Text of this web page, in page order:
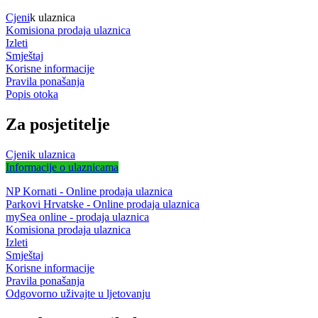
Cjenik ulaznica
Komisiona prodaja ulaznica
Izleti
Smještaj
Korisne informacije
Pravila ponašanja
Popis otoka
Za posjetitelje
Cjenik ulaznica
Informacije o ulaznicama
NP Kornati - Online prodaja ulaznica
Parkovi Hrvatske - Online prodaja ulaznica
mySea online - prodaja ulaznica
Komisiona prodaja ulaznica
Izleti
Smještaj
Korisne informacije
Pravila ponašanja
Odgovorno uživajte u ljetovanju